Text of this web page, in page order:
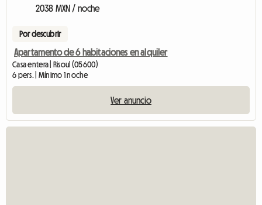
2038 MXN / noche
Por descubrir
Apartamento de 6 habitaciones en alquiler
Casa entera | Risoul (05600)
6 pers. | Mínimo 1 noche
Ver anuncio